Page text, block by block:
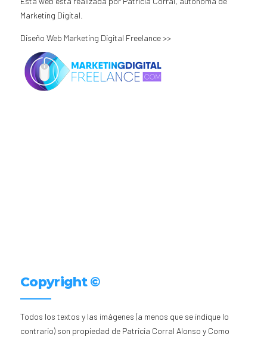
Marketing Digital.
Diseño Web Marketing Digital Freelance >>
Copyright ©
Todos los textos y las imágenes (a menos que se indique lo
contrario) son propiedad de Patricia Corral Alonso y Como